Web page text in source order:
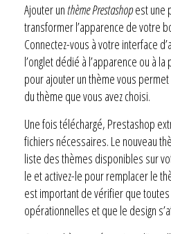
Ajouter unthème Prestashopest une
transformer l’apparence de votre
Connectez-vous à votre interface
l’onglet dédié à l’apparence ou à
pour ajouter un thème vous
du thème que vous avez choisi.
Une fois téléchargé, Prestashop
fichiers nécessaires. Le nouveau
liste des thèmes disponibles sur
le et activez-le pour remplacer le
est important de vérifier que
opérationnelles et que le design